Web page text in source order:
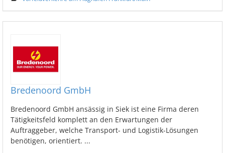
Bredenoord GmbH
Bredenoord GmbH ansässig in Siek ist eine Firma deren
Tätigkeitsfeld komplett an den Erwartungen der
Auftraggeber, welche Transport- und Logistik-Lösungen
benötigen, orientiert. ...